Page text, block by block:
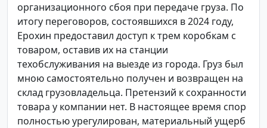
организационного сбоя при передаче груза. По
итогу переговоров, состоявшихся в 2024 году,
Ерохин предоставил доступ к трем коробкам с
товаром, оставив их на станции
техобслуживания на выезде из города. Груз был
мною самостоятельно получен и возвращен на
склад грузовладельца. Претензий к сохранности
товара у компании нет. В настоящее время спор
полностью урегулирован, материальный ущерб